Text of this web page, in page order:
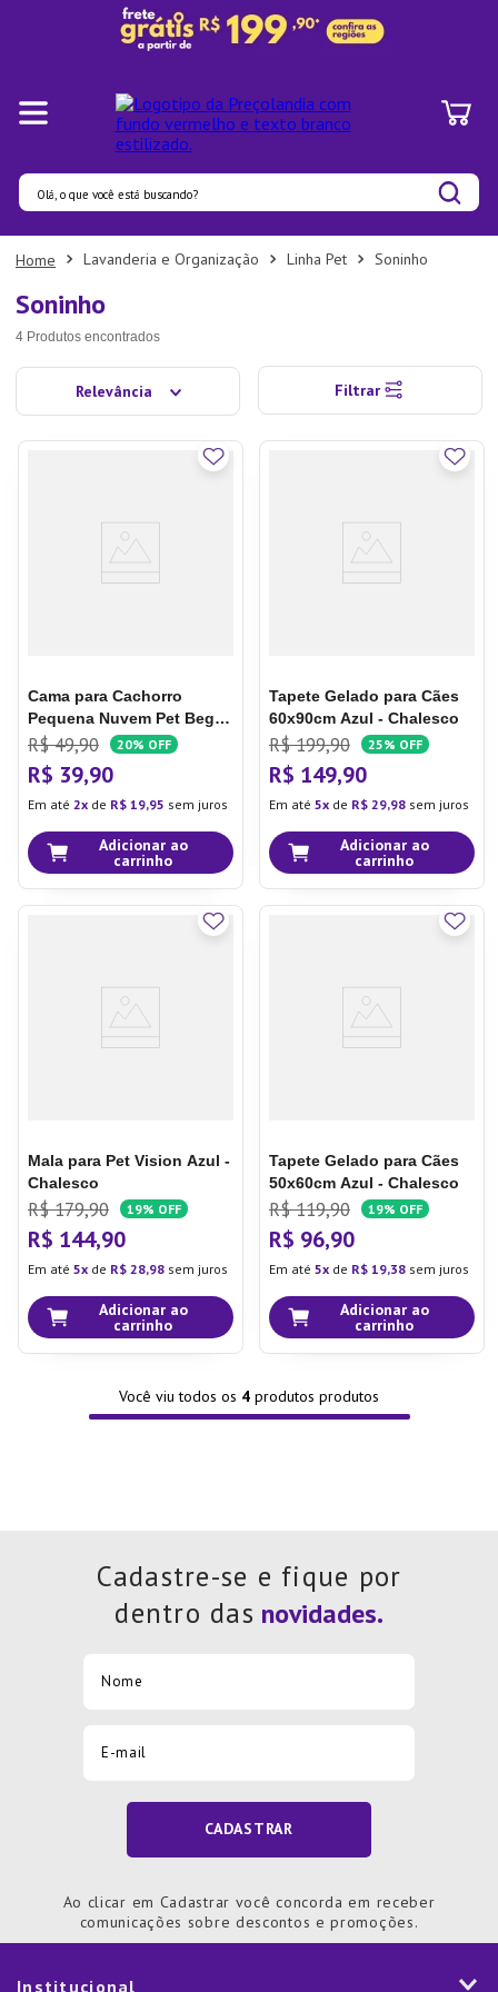
Olá, o que você está buscando?
Lavanderia e Organização Linha Pet Soninho
Soninho
4 Produtos
Relevância Filtrar
Cama para Cachorro
Pequena Nuvem Pet Bege -
Chalesco
R$ 49,90 20% OFF
R$ 39,90
Em até 2 de R$ 19,95 sem juros
Adicionar ao
carrinho
Tapete Gelado para Cães
60x90cm Azul - Chalesco
R$ 199,90 25% OFF
R$ 149,90
Em até 5 de R$ 29,98 sem juros
Adicionar ao
carrinho
Mala para Pet Vision Azul -
Chalesco
R$ 179,90 19% OFF
R$ 144,90
Em até 5 de R$ 28,98 sem juros
Adicionar ao
carrinho
Tapete Gelado para Cães
50x60cm Azul - Chalesco
R$ 119,90 19% OFF
R$ 96,90
Em até 5 de R$ 19,38 sem juros
Adicionar ao
carrinho
Você viu todos os 4 produtos
Cadastre-se e fique por
dentro das
CADASTRAR
Ao clicar em Cadastrar você concorda em receber
comunicações sobre descontos e promoções.
Institucional
Termos mais buscados
3º
Organizadores
Bambu
5º
Prato
Xicara
Tapete